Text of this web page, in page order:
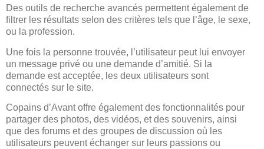
Des outils de recherche avancés permettent également de
filtrer les résultats selon des critères tels que l’âge, le sexe,
ou la profession.
Une fois la personne trouvée, l’utilisateur peut lui envoyer
un message privé ou une demande d’amitié. Si la
demande est acceptée, les deux utilisateurs sont
connectés sur le site.
Copains d’Avant offre également des fonctionnalités pour
partager des photos, des vidéos, et des souvenirs, ainsi
que des forums et des groupes de discussion où les
utilisateurs peuvent échanger sur leurs passions ou